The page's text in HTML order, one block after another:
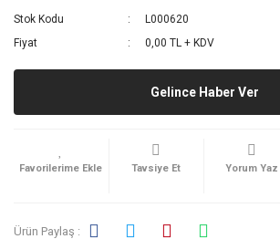
Stok Kodu
L000620
Fiyat
0,00 TL + KDV
Gelince Haber Ver
Tavsiye Et Yorum Yaz
Ürün Paylaş :